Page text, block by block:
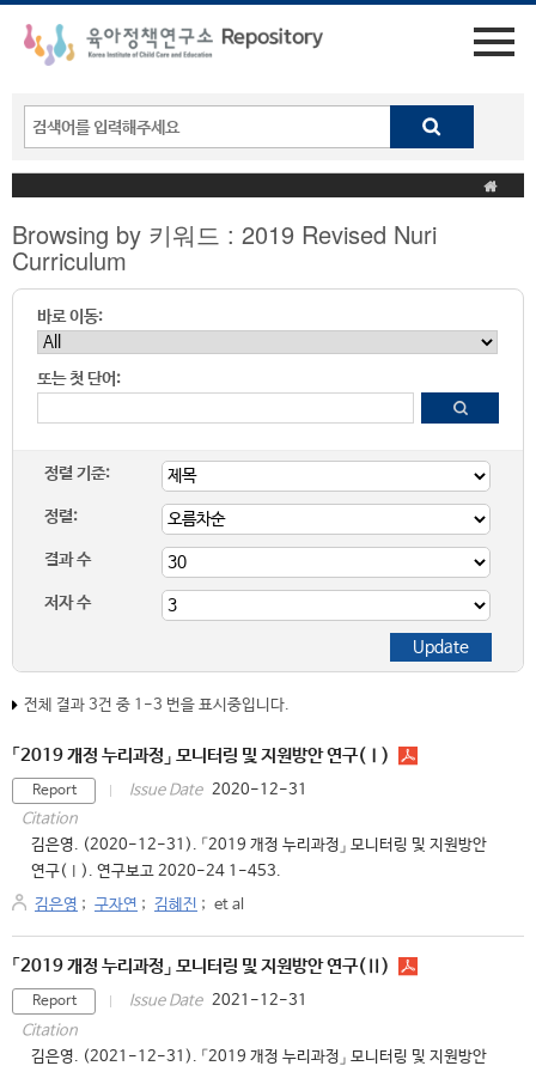
Browsing by 키워드 : 2019 Revised Nuri
Curriculum
바로 이동:
또는 첫 단어:
정렬 기준:
정렬:
결과 수
저자 수
전체 결과 3건 중 1-3 번을 표시중입니다.
「2019 개정 누리과정」 모니터링 및 지원방안 연구(Ⅰ)
Report Issue Date 2020-12-31
Citation
김은영. (2020-12-31). 「2019 개정 누리과정」 모니터링 및 지원방안
연구(Ⅰ). 연구보고 2020-24 1-453.
김은영 ; 구자연 ; 김혜진 ; et al
「2019 개정 누리과정」 모니터링 및 지원방안 연구(Ⅱ)
Report Issue Date 2021-12-31
Citation
김은영. (2021-12-31). 「2019 개정 누리과정」 모니터링 및 지원방안